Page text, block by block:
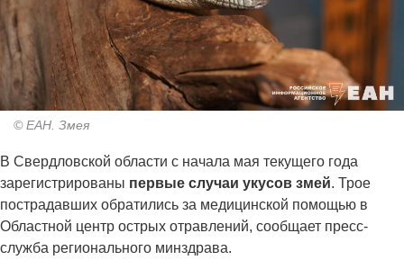
© ЕАН. Змея
В Свердловской области с начала мая текущего года
зарегистрированы первые случаи укусов змей. Трое
пострадавших обратились за медицинской помощью в
Областной центр острых отравлений, сообщает пресс-
служба регионального минздрава.